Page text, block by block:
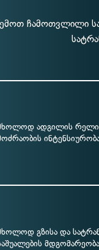
ჩამოთვლილი
ადგილის
გზისა და
მდგომარეობა